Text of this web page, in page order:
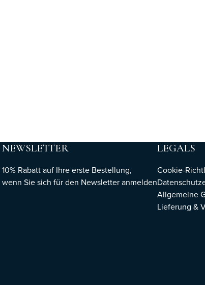
NEWSLETTER
10% Rabatt auf Ihre erste Bestellung,
wenn Sie sich für den Newsletteranmelden
LEGALS
Cookie-
Allgemeine
Lieferung &